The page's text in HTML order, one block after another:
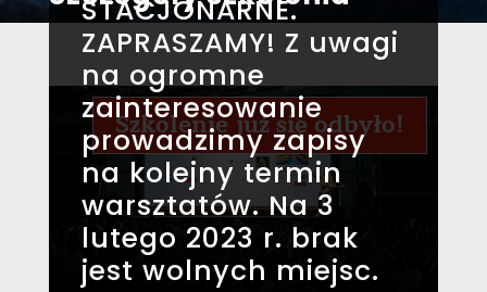
STACJONARNE.
ZAPRASZAMY! Z uwagi
na ogromne
zainteresowanie
prowadzimy zapisy
na kolejny termin
warsztatów. Na 3
lutego 2023 r. brak
jest wolnych miejsc.
Szkolenie już się odbyło!